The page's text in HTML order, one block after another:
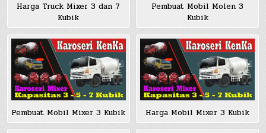
Harga Truck Mixer 3 dan 7
Kubik
Pembuat Mobil Molen 3
Kubik
Pembuat Mobil Mixer 3 Kubik Harga Mobil Mixer 3 Kubik